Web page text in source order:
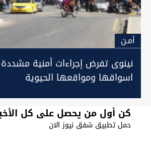
أمـن
نينوى تفرض إجراءات أمنية
اسواقها ومواقعها الحيوية
كن أول من يحصل على كل
حمل تطبيق شفق نيوز الان